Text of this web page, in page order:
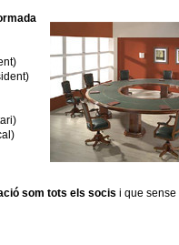
som tots els socis i que sense